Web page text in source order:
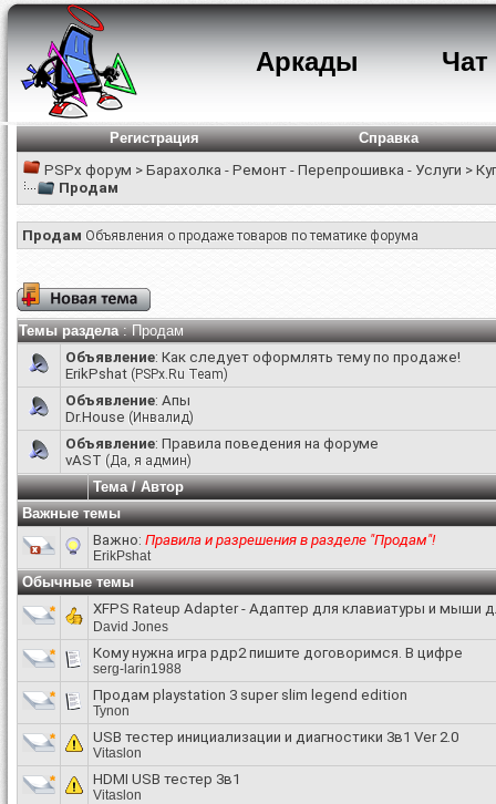
Аркады Чат
Регистрация
Справка
PSPx форум > Барахолка - Ремонт - Перепрошивка - Услуги >
Продам
Продам Объявления о продаже товаров по тематике форума
Темы раздела: Продам
Объявление: Как следует оформлять тему по продаже!
ErikPshat (PSPx.Ru Team)
Объявление: Апы
Dr.House (Инвалид)
Объявление: Правила поведения на форуме
vAST (Да, я админ)
Тема/Автор
Важные темы
Важно: Правила и разрешения в разделе "Продам"!
ErikPshat
Обычные темы
XFPS Rateup Adapter - Адаптер для клавиатуры и мыши
David Jones
Кому нужна игра рдр2 пишите договоримся. В цифре
serg-larin1988
Продам playstation 3 super slim legend edition
Tynon
USB тестер инициализации и диагностики 3в1 Ver 2.0
Vitaslon
HDMI USB тестер 3в1
Vitaslon